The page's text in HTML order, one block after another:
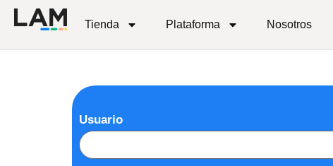
Tienda Plataforma Nosotros
Usuario